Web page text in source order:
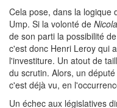
Cela pose, dans la logique
Ump. Si la volonté de
de son parti la possibilité
c'est donc Henri Leroy qui
l'investiture. Un atout de
du scrutin. Alors, un
c'est déjà vu, en
Un échec aux législatives